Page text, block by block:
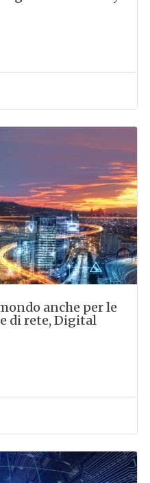
anche per le
di rete, Digital